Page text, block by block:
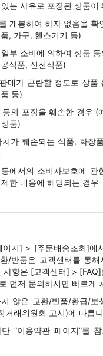
는 사유로 포장된 상품이
개봉하여 하자 없음을 확
, 가구, 헬스기기 등)
부 소비에 의하여 상품
식품, 신선식품)
매가 곤란할 정도로 상품
등)
의 포장을 훼손한 경우 (
품)
가 훼손되는 식품, 화장
에서의 소비자보호에 관
한 내용에 해당되는 경우
이지] > [주문배송조회]에
/반품은 고객센터를 통해
사항은 [고객센터] >
먼저 문의하시면 빠르게
않은 교환/반품/환급/보
거래위원회 고시)에 따릅
“이용약관 페이지”를